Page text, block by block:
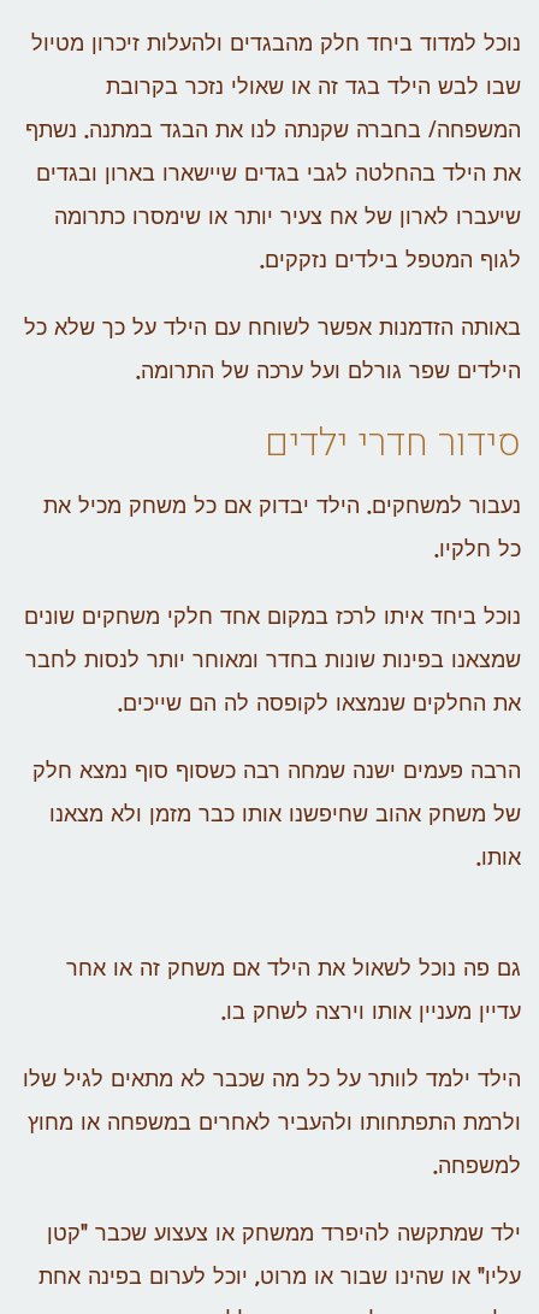
נוכל למדוד ביחד חלק מהבגדים ולהעלות זיכרון מטיול
שבו לבש הילד בגד זה או שאולי נזכר בקרובת
המשפחה/ בחברה שקנתה לנו את הבגד במתנה. נשתף
את הילד בהחלטה לגבי בגדים שיישארו בארון ובגדים
שיעברו לארון של אח צעיר יותר או שימסרו כתרומה
לגוף המטפל בילדים נזקקים.
באותה הזדמנות אפשר לשוחח עם הילד על כך שלא כל
הילדים שפר גורלם ועל ערכה של התרומה.
סידור חדרי ילדים
נעבור למשחקים. הילד יבדוק אם כל משחק מכיל את
כל חלקיו.
נוכל ביחד איתו לרכז במקום אחד חלקי משחקים שונים
שמצאנו בפינות שונות בחדר ומאוחר יותר לנסות לחבר
את החלקים שנמצאו לקופסה לה הם שייכים.
הרבה פעמים ישנה שמחה רבה כשסוף סוף נמצא חלק
של משחק אהוב שחיפשנו אותו כבר מזמן ולא מצאנו
אותו.
גם פה נוכל לשאול את הילד אם משחק זה או אחר
עדיין מעניין אותו וירצה לשחק בו.
הילד ילמד לוותר על כל מה שכבר לא מתאים לגיל שלו
ולרמת התפתחותו ולהעביר לאחרים במשפחה או מחוץ
למשפחה.
ילד שמתקשה להיפרד ממשחק או צעצוע שכבר "קטן
עליו" או שהינו שבור או מרוט, יוכל לערום בפינה אחת